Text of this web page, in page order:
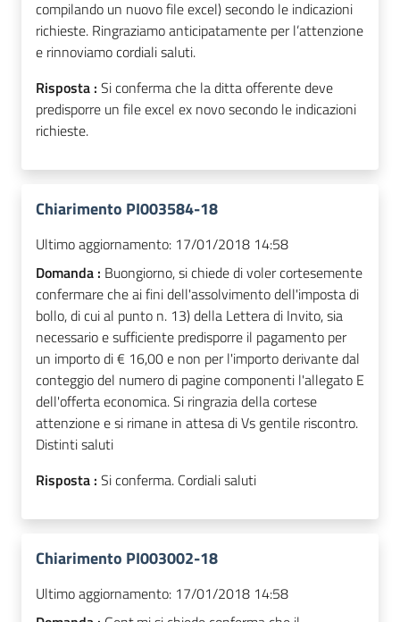
compilando un nuovo file excel) secondo le indicazioni
richieste. Ringraziamo anticipatamente per l’attenzione
e rinnoviamo cordiali saluti.
Risposta : Si conferma che la ditta offerente deve
predisporre un file excel ex novo secondo le indicazioni
richieste.
Chiarimento PI003584-18
Ultimo aggiornamento: 17/01/2018 14:58
Domanda : Buongiorno, si chiede di voler cortesemente
confermare che ai fini dell'assolvimento dell'imposta di
bollo, di cui al punto n. 13) della Lettera di Invito, sia
necessario e sufficiente predisporre il pagamento per
un importo di € 16,00 e non per l'importo derivante dal
conteggio del numero di pagine componenti l'allegato E
dell'offerta economica. Si ringrazia della cortese
attenzione e si rimane in attesa di Vs gentile riscontro.
Distinti saluti
Risposta : Si conferma. Cordiali saluti
Chiarimento PI003002-18
Ultimo aggiornamento: 17/01/2018 14:58